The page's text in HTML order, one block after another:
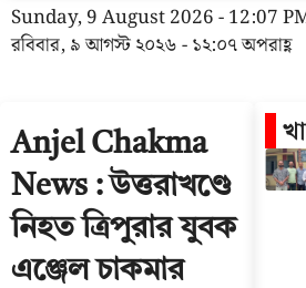
Sunday, 9 August 2026 - 12:07
রবিবার, ৯ আগস্ট ২০২৬ - ১২:০৭ অপরাহ্ণ
Anjel Chakma
News : উত্তরাখণ্ডে
নিহত ত্রিপুরার যুবক
এঞ্জেল চাকমার